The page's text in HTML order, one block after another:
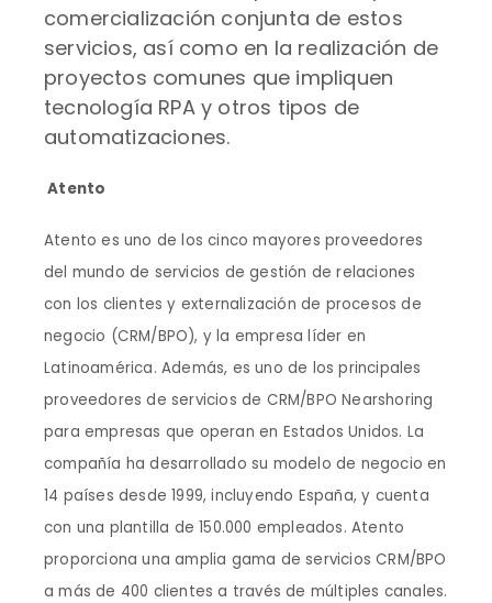
comercialización conjunta de estos
servicios, así como en la realización de
proyectos comunes que impliquen
tecnología RPA y otros tipos de
automatizaciones.
Atento
Atento es uno de los cinco mayores proveedores
del mundo de servicios de gestión de relaciones
con los clientes y externalización de procesos de
negocio (CRM/BPO), y la empresa líder en
Latinoamérica. Además, es uno de los principales
proveedores de servicios de CRM/BPO Nearshoring
para empresas que operan en Estados Unidos. La
compañía ha desarrollado su modelo de negocio en
14 países desde 1999, incluyendo España, y cuenta
con una plantilla de 150.000 empleados. Atento
proporciona una amplia gama de servicios CRM/BPO
a más de 400 clientes a través de múltiples canales.